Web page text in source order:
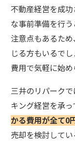
不動産経営を成
な事前準備を行
注意点もあるた
じる方もいるで
費用で気軽に始め
三井のリパーク
キング経営を承
かる費用が全て0
売却を検討して